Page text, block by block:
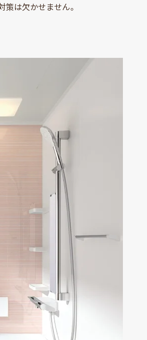
は欠かせません。